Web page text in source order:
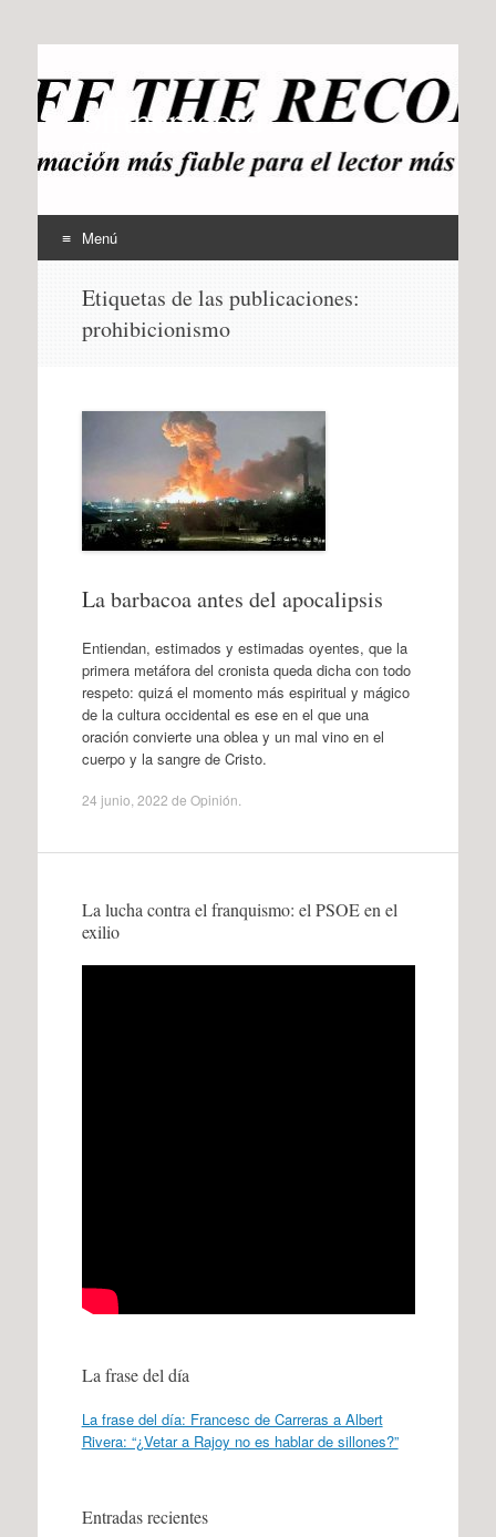
offtherecord
OTR
Menú
contenido
Etiquetas de las publicaciones:
prohibicionismo
La barbacoa antes del apocalipsis
Entiendan, estimados y estimadas oyentes, que la
primera metáfora del cronista queda dicha con todo
respeto: quizá el momento más espiritual y mágico
de la cultura occidental es ese en el que una
oración convierte una oblea y un mal vino en el
cuerpo y la sangre de Cristo.
24 junio, 2022 de Opinión
La lucha contra el franquismo: el PSOE en el
exilio
La frase del día
La frase del día: Francesc de Carreras a Albert
Rivera: “¿Vetar a Rajoy no es hablar de sillones?”
Entradas recientes